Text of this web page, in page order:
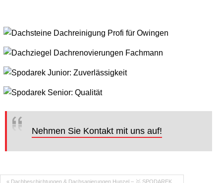
Nehmen Sie Kontakt mit uns auf!
« Dachbeschichtungen & Dachsanierungen Hunzel – 🥇 SPODAREK…